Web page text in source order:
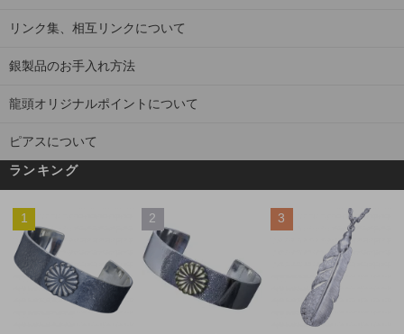
リンク集、相互リンクについて
銀製品のお手入れ方法
龍頭オリジナルポイントについて
ピアスについて
ランキング
1 2 3